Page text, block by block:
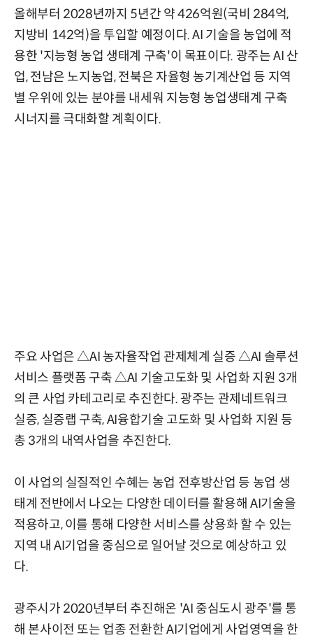
올해부터 2028년까지 5년간 약 426억원(국비 284억,
지방비 142억)을 투입할 예정이다. AI 기술을 농업에 적
용한 '지능형 농업 생태계 구축'이 목표이다. 광주는 AI 산
업, 전남은 노지농업, 전북은 자율형 농기계산업 등 지역
별 우위에 있는 분야를 내세워 지능형 농업생태계 구축
시너지를 극대화할 계획이다.
주요 사업은 △AI 농자율작업 관제체계 실증 △AI 솔루션
서비스 플랫폼 구축 △AI 기술고도화 및 사업화 지원 3개
의 큰 사업 카테고리로 추진한다. 광주는 관제네트워크
실증, 실증랩 구축, AI융합기술 고도화 및 사업화 지원 등
총 3개의 내역사업을 추진한다.
이 사업의 실질적인 수혜는 농업 전후방산업 등 농업 생
태계 전반에서 나오는 다양한 데이터를 활용해 AI기술을
적용하고, 이를 통해 다양한 서비스를 상용화 할 수 있는
지역 내 AI기업을 중심으로 일어날 것으로 예상하고 있
다.
광주시가 2020년부터 추진해온 'AI 중심도시 광주'를 통
해 본사이전 또는 업종 전환한 AI기업에게 사업영역을 한